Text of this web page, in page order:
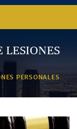
LESIONES
PERSONALES